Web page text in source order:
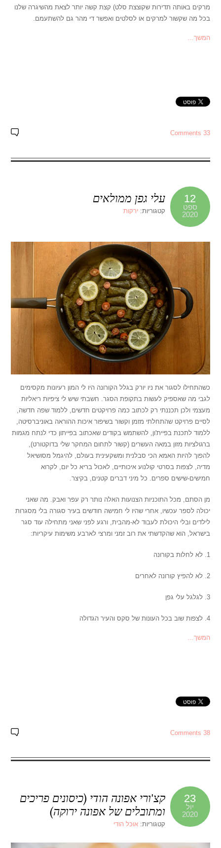
מרקים באותה תדירות שקוצצת סלט) קצת קשה יותר לצאת מהשיגרה שלנו
בכל מה שקשור למרקים או לסלטים ואפשר די מהר גם להשתעמם.
המשך…
33 Comments
12
ספט
2020
עלי גפן ממולאים
קטגוריות:ירקות
כשהתחילו לסגור את ניו יורק בגלל הקורונה היו לי המון רעיונות מקסימים
לגבי מה שאספיק לעשות בתקופת הסגר. חשבתי שיש לי ציפיות ריאליות
מעצמי ולכן תכננתי רק לכתוב כמה פרויקטים חדשים, ללמוד שפה חדשה,
לסיים פרויקט שהתחלתי מזמן וקשור בשיפור איכות ההוראה באוניברסיטה,
ללמוד לתכנת בפיית'ון, להשתמש בקודים שאכתוב בפייתון כדי לנתח מגמות
ברגולציות מזון במאה העשרים (קשור לתחום המחקר שלי בדוקטורט),
להפוך להיות האמא הכי סבלנית ומשקעינית בעולם, להיגמל מסושיאל
מדיה, לצפות בסרטי קולנוע איכותיים, לאכול בריא כל יום, לקרוא
חמישים-שישים ספרים. כל מיני דברים קטנים, בקיצר.
מן הסתם, מכל התוכניות הצנועות האלה נותר רק עפר ואבק. מה שאני
יכולה לספר עכשיו, אחרי שהיו לי חמישה חודשים בעיר סגורה בלי מסגרות
לילדים ובלי היכולת לעבוד לא-מהבית, ורגע לפני שאני מתחילה עוד סגר
בישראל, הוא שהקדשתי את רוב זמני ומרצי לארבע משימות עיקריות:
1. לא לחלות בקורונה
2. לא להפיץ קורונה לאחרים
3. לגלגל עלי גפן
4. לצפות שוב בכל העונות של סקס והעיר הגדולה
המשך…
38 Comments
23
יול
2020
קצ'ורי אפונה הודי (כיסונים פריכים
ומתובלים של אפונה ירוקה)
קטגוריות:אוכל הודי